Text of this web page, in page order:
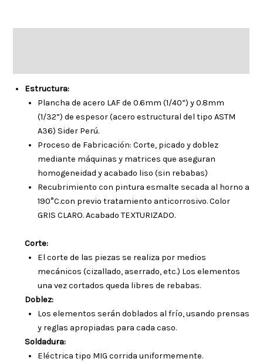
Estructura:
Plancha de acero LAF de 0.6mm (1/40”) y 0.8mm
(1/32”) de espesor (acero estructural del tipo ASTM
A36) Sider Perú.
Proceso de Fabricación: Corte, picado y doblez
mediante máquinas y matrices que aseguran
homogeneidad y acabado liso (sin rebabas)
Recubrimiento con pintura esmalte secada al horno a
190°C.con previo tratamiento anticorrosivo. Color
GRIS CLARO. Acabado TEXTURIZADO.
Corte:
El corte de las piezas se realiza por medios
mecánicos (cizallado, aserrado, etc.) Los elementos
una vez cortados queda libres de rebabas.
Doblez:
Los elementos serán doblados al frío, usando prensas
y reglas apropiadas para cada caso.
Soldadura:
Eléctrica tipo MIG corrida uniformemente.